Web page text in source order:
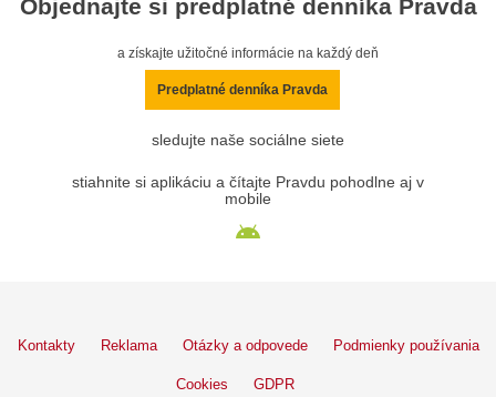
Objednajte si predplatné denníka Pravda
a získajte užitočné informácie na každý deň
Predplatné denníka Pravda
sledujte naše sociálne siete
stiahnite si aplikáciu a čítajte Pravdu pohodlne aj v
mobile
Kontakty Reklama Otázky a odpovede Podmienky používania
Cookies GDPR